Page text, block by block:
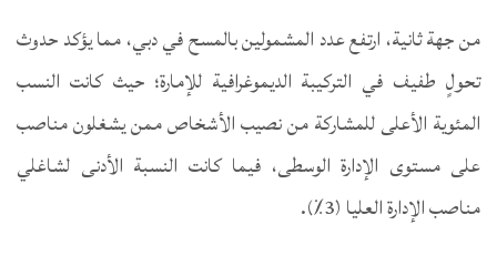
من جهة ثانية، ارتفع عدد المشمولين بالمسح في دبي، مما يؤكد حدوث
تحولٍ طفيف في التركيبة الديموغرافية للإمارة؛ حيث كانت النسب
المئوية الأعلى للمشاركة من نصيب الأشخاص ممن يشغلون مناصب
على مستوى الإدارة الوسطى، فيما كانت النسبة الأدنى لشاغلي
مناصب الإدارة العليا (3٪).